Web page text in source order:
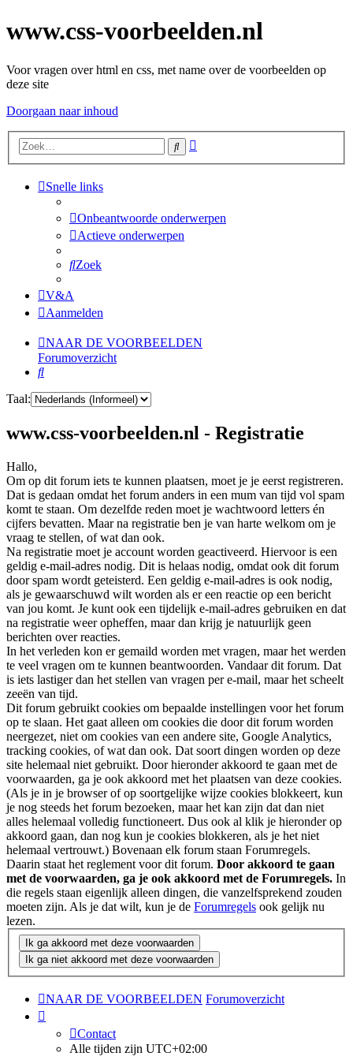
www.css-voorbeelden.nl
Voor vragen over html en css, met name over de voorbeelden op
deze site
Doorgaan naar inhoud
Zoek
Snelle links
Onbeantwoorde onderwerpen
Actieve onderwerpen
Zoek
V&A
Aanmelden
NAAR DE VOORBEELDEN
Forumoverzicht
Zoek
Taal:
www.css-voorbeelden.nl - Registratie
Hallo,
Om op dit forum iets te kunnen plaatsen, moet je je eerst registreren.
Dat is gedaan omdat het forum anders in een mum van tijd vol spam
komt te staan. Om dezelfde reden moet je wachtwoord letters én
cijfers bevatten. Maar na registratie ben je van harte welkom om je
vraag te stellen, of wat dan ook.
Na registratie moet je account worden geactiveerd. Hiervoor is een
geldig e-mail-adres nodig. Dit is helaas nodig, omdat ook dit forum
door spam wordt geteisterd. Een geldig e-mail-adres is ook nodig,
als je gewaarschuwd wilt worden als er een reactie op een bericht
van jou komt. Je kunt ook een tijdelijk e-mail-adres gebruiken en dat
na registratie weer opheffen, maar dan krijg je natuurlijk geen
berichten over reacties.
In het verleden kon er gemaild worden met vragen, maar het werden
te veel vragen om te kunnen beantwoorden. Vandaar dit forum. Dat
is iets lastiger dan het stellen van vragen per e-mail, maar het scheelt
zeeën van tijd.
Dit forum gebruikt cookies om bepaalde instellingen voor het forum
op te slaan. Het gaat alleen om cookies die door dit forum worden
neergezet, niet om cookies van een andere site, Google Analytics,
tracking cookies, of wat dan ook. Dat soort dingen worden op deze
site helemaal niet gebruikt. Door hieronder akkoord te gaan met de
voorwaarden, ga je ook akkoord met het plaatsen van deze cookies.
(Als je in je browser of op soortgelijke wijze cookies blokkeert, kun
je nog steeds het forum bezoeken, maar het kan zijn dat dan niet
alles helemaal volledig functioneert. Dus ook al klik je hieronder op
akkoord gaan, dan nog kun je cookies blokkeren, als je het niet
helemaal vertrouwt.) Bovenaan elk forum staan Forumregels.
Daarin staat het reglement voor dit forum. Door akkoord te gaan
met de voorwaarden, ga je ook akkoord met de Forumregels. In
die regels staan eigenlijk alleen dingen, die vanzelfsprekend zouden
moeten zijn. Als je dat wilt, kun je de Forumregels ook gelijk nu
lezen.
NAAR DE VOORBEELDEN Forumoverzicht
Contact
Alle tijden zijn UTC+02:00